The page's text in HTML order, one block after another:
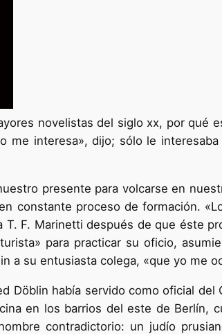
novelistas del siglo xx, por qué
me interesa», dijo; sólo le
presente para volcarse en
constante proceso de formación.
F. Marinetti después de que éste
para practicar su oficio,
a su entusiasta colega, «que yo me
Döblin había servido como oficial del
en los barrios del este de Berlín,
contradictorio: un judío